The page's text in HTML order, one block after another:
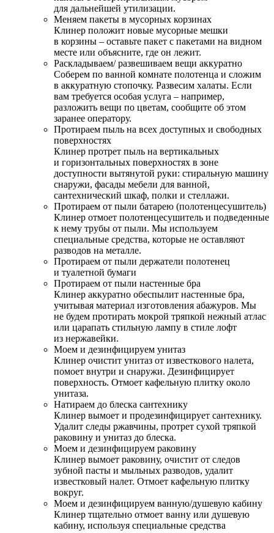
для дальнейшей утилизации.
Меняем пакеты в мусорных корзинах
Клинер положит новые мусорные мешки
в корзины – оставьте пакет с пакетами на видном
месте или объясните, где он лежит.
Раскладываем/ развешиваем вещи аккуратно
Соберем по ванной комнате полотенца и сложим
в аккуратную стопочку. Развесим халаты. Если
вам требуется особая услуга – например,
разложить вещи по цветам, сообщите об этом
заранее оператору.
Протираем пыль на всех доступных и свободных
поверхностях
Клинер протрет пыль на вертикальных
и горизонтальных поверхностях в зоне
доступности вытянутой руки: стиральную машину
снаружи, фасады мебели для ванной,
сантехнический шкаф, полки и стеллажи.
Протираем от пыли батарею (полотенцесушитель)
Клинер отмоет полотенцесушитель и подведенные
к нему трубы от пыли. Мы используем
специальные средства, которые не оставляют
разводов на металле.
Протираем от пыли держатели полотенец
и туалетной бумаги
Протираем от пыли настенные бра
Клинер аккуратно обеспылит настенные бра,
учитывая материал изготовления абажуров. Мы
не будем протирать мокрой тряпкой нежный атлас
или царапать стильную лампу в стиле лофт
из нержавейки.
Моем и дезинфицируем унитаз
Клинер очистит унитаз от известкового налета,
помоет внутри и снаружи. Дезинфицирует
поверхность. Отмоет кафельную плитку около
унитаза.
Натираем до блеска сантехнику
Клинер вымоет и продезинфицирует сантехнику.
Удалит следы ржавчины, протрет сухой тряпкой
раковину и унитаз до блеска.
Моем и дезинфицируем раковину
Клинер вымоет раковину, очистит от следов
зубной пасты и мыльных разводов, удалит
известковый налет. Отмоет кафельную плитку
вокруг.
Моем и дезинфицируем ванную/душевую кабину
Клинер тщательно отмоет ванну или душевую
кабину, используя специальные средства